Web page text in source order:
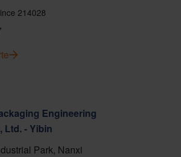
214028
Engineering
Ltd. - Yibin
Park, Nanxi